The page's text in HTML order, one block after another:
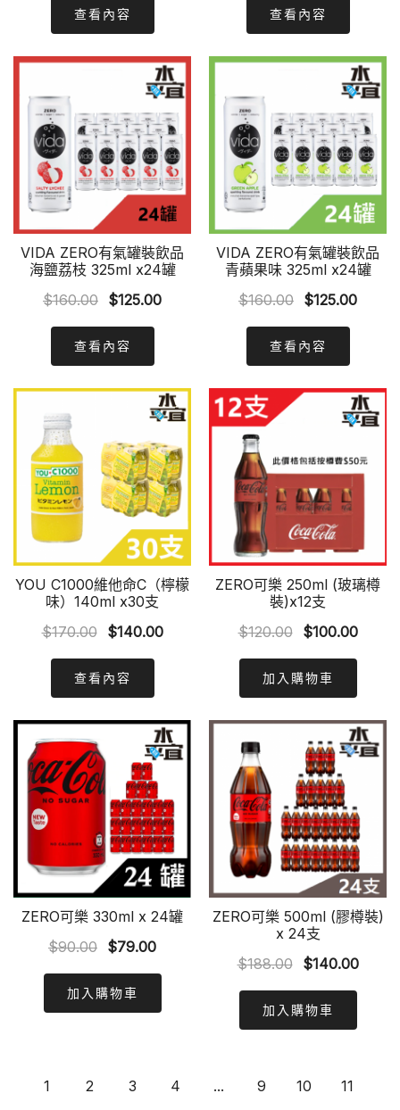
was:
$160.00.
查看內容
was:
$160.00.
查看內容
VIDA ZERO有氣罐裝飲品
海鹽荔枝 325ml x24罐
$160.00 Original
was:
$160.00.
$125.00Current
查看內容
VIDA ZERO有氣罐裝飲品
青蘋果味 325ml x24罐
$160.00 Original
was:
$160.00.
$125.00
查看內容
YOU C1000維他命C（檸檬
味）140ml x30支
$170.00
Original
was:
$170.00.
$140.00Current
查看內容
ZERO可樂 250ml (玻璃樽
裝)x12支
$120.00
Original
was:
$120.00.
$100.00
加入購物車
ZERO可樂 330ml x 24罐
$90.00 Original
was:
$90.00.
$79.00Current
$79.00.
加入購物車
ZERO可樂 500ml (膠樽裝)
x 24支
$188.00
Original
was:
$188.00.
$140.00
加入購物車
1 2 3 4 ... 9 10 11